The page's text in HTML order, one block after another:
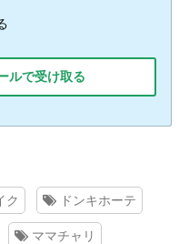
ルで受け取る
ク ドンキホーテ
ママチャリ